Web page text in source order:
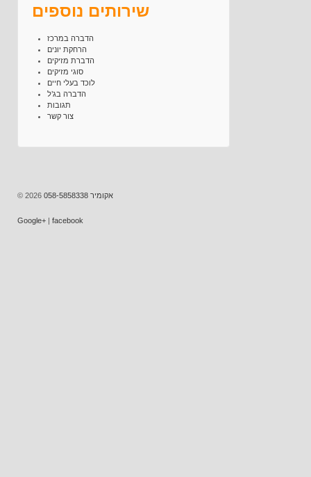
שירותים נוספים
הדברה במרכז
הרחקת יונים
הדברת מזיקים
סוגי מזיקים
לוכד בעלי חיים
הדברה בג’ל
תגובות
צור קשר
© 2026 אקומיר 058-5858338
‪Google+‬‏ facebook